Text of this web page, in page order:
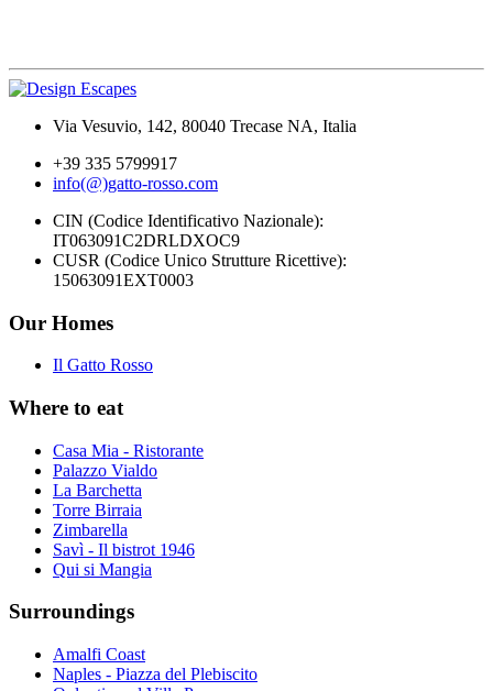
Via Vesuvio, 142, 80040 Trecase NA, Italia
+39 335 5799917
info(@)gatto-rosso.com
CIN (Codice Identificativo Nazionale):
IT063091C2DRLDXOC9
CUSR (Codice Unico Strutture Ricettive):
15063091EXT0003
Our Homes
Il Gatto Rosso
Where to eat
Casa Mia - Ristorante
Palazzo Vialdo
La Barchetta
Torre Birraia
Zimbarella
Savì - Il bistrot 1946
Qui si Mangia
Surroundings
Amalfi Coast
Naples - Piazza del Plebiscito